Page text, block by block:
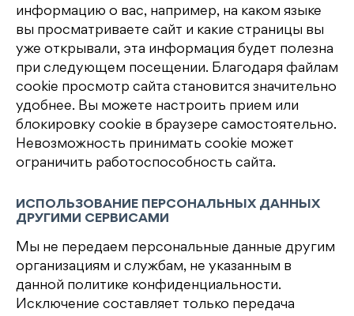
информацию о вас, например, на каком языке
вы просматриваете сайт и какие страницы вы
уже открывали, эта информация будет полезна
при следующем посещении. Благодаря файлам
cookie просмотр сайта становится значительно
удобнее. Вы можете настроить прием или
блокировку cookie в браузере самостоятельно.
Невозможность принимать cookie может
ограничить работоспособность сайта.
ИСПОЛЬЗОВАНИЕ ПЕРСОНАЛЬНЫХ ДАННЫХ
ДРУГИМИ СЕРВИСАМИ
Мы не передаем персональные данные другим
организациям и службам, не указанным в
данной политике конфиденциальности.
Исключение составляет только передача